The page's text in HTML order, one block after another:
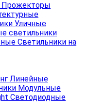
Прожекторы
Уличные
светильники
Светильники на
Линейные
Модульные
Светодиодные